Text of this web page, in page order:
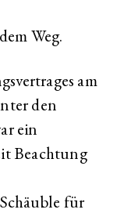
Weg.
am
den
ein
Beachtung
für